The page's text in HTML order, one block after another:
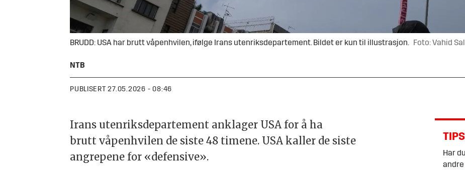
BRUDD: USA har brutt våpenhvilen, ifølge Irans utenriksdepartement. Bildet er kun til illustrasjon. Foto: Vahid
NTB
PUBLISERT 27.05.2026 - 08:46
Har
andre
Irans utenriksdepartement anklager USA for å ha
brutt våpenhvilen de siste 48 timene. USA kaller de siste
angrepene for «defensive».